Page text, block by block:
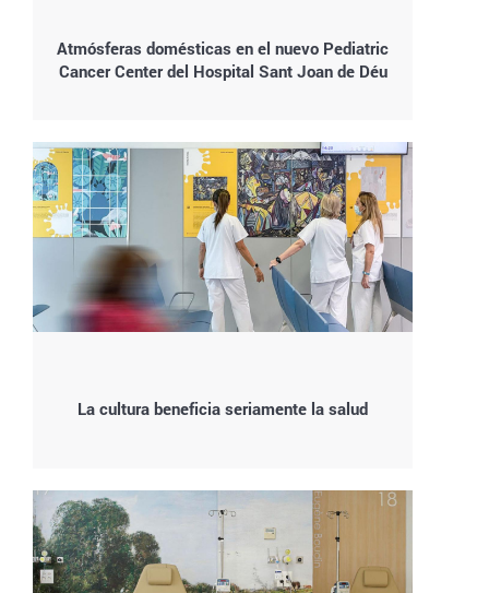
Atmósferas domésticas en el nuevo Pediatric
Cancer Center del Hospital Sant Joan de Déu
La cultura beneficia seriamente la salud